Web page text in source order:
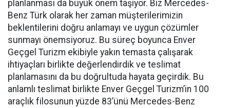
planlanması da büyük önem taşıyor. Biz Mercedes-
Benz Türk olarak her zaman müşterilerimizin
beklentilerini doğru anlamayı ve uygun çözümler
sunmayı önemsiyoruz. Bu süreç boyunca Enver
Geçgel Turizm ekibiyle yakın temasta çalışarak
ihtiyaçları birlikte değerlendirdik ve teslimat
planlamasını da bu doğrultuda hayata geçirdik. Bu
anlamlı teslimat birlikte Enver Geçgel Turizm’in 100
araçlık filosunun yüzde 83’ünü Mercedes-Benz